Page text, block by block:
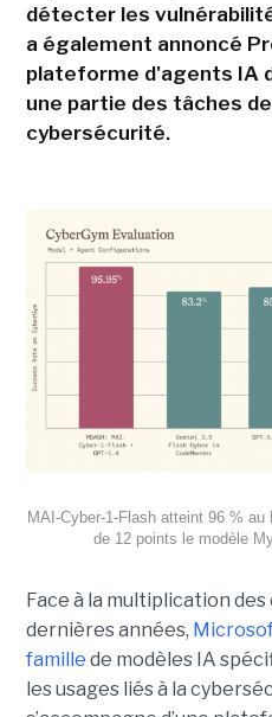
détecter les
a également annoncé
plateforme d'agents IA
une partie des tâches
cybersécurité.
MAI-Cyber-1-Flash atteint 96 %
de 12 points le modèle
Face à la multiplication
dernières années,
famille de modèles IA
les usages liés à la